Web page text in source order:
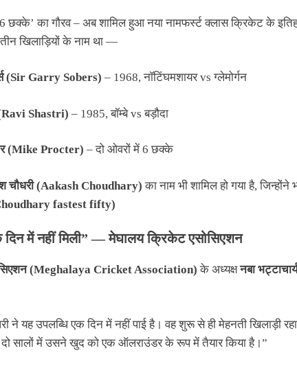
छक्के’ का गौरव – अब शामिल हुआ नया नामफर्स्ट क्लास क्रिकेट के
खिलाड़ियों के नाम था —
(Sir Garry Sobers) – 1968, नॉटिंघमशायर vs ग्लेमोर्गन
(Ravi Shastri) – 1985, बॉम्बे vs बड़ौदा
(Mike Procter) – दो ओवरों में 6 छक्के
चौधरी (Aakash Choudhary) का नाम भी शामिल हो गया है,
fastest fifty)
में नहीं मिली” — मेघालय क्रिकेट एसोसिएशन
(Meghalaya Cricket Association) के अध्यक्षनबा
ने यह उपलब्धि एक दिन में नहीं पाई है। वह शुरू से ही मेहनती खिलाड़ी
सालों में उसने खुद को एक ऑलराउंडर के रूप में तैयार किया है।”